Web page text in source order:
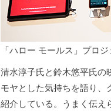
「ハロー モールス」プロジ
清水淳子氏と鈴木悠平氏の
モヤとした気持ちを語り
紹介している。うまく伝え